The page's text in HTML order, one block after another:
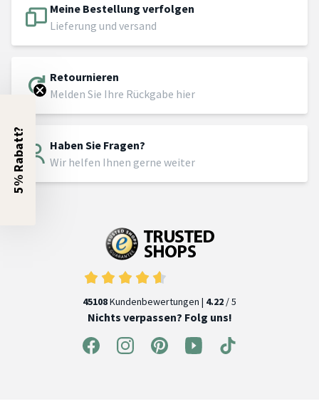
Meine Bestellung verfolgen
Lieferung und versand
Retournieren
Melden Sie Ihre Rückgabe hier
Haben Sie Fragen?
Wir helfen Ihnen gerne weiter
45108Kundenbewertungen | 4.22 / 5
Nichts verpassen? Folg uns!
5% Rabatt?